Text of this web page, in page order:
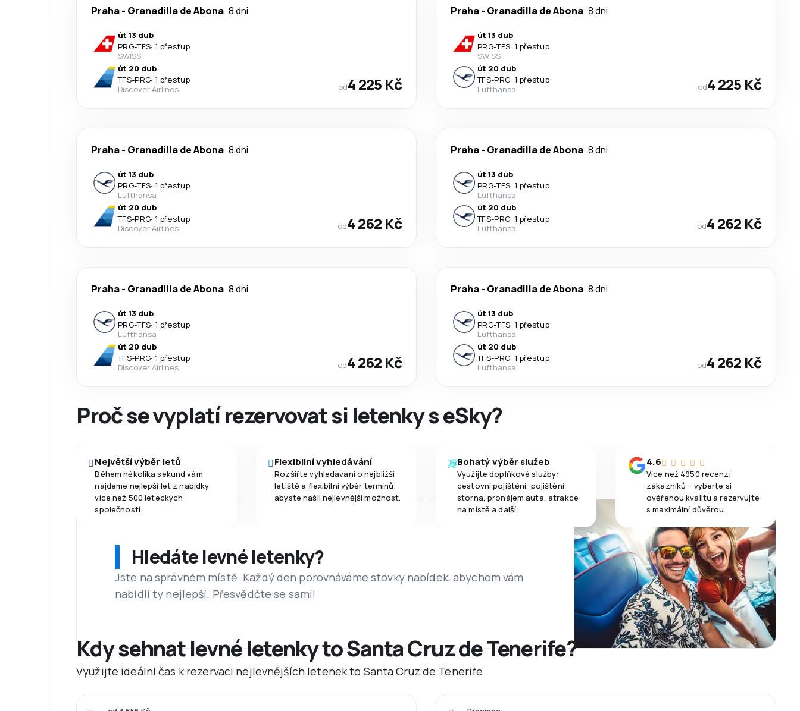
Praha- Granadilla de Abona 8 dni
út 13 dub
PRG-TFS· 1 přestup
SWISS
út 20 dub
TFS-PRG· 1 přestup
Discover Airlines
od4 225 Kč
Praha- Granadilla de Abona 8 dni
út 13 dub
PRG-TFS· 1 přestup
SWISS
út 20 dub
TFS-PRG· 1 přestup
Lufthansa
od4 225 Kč
Praha- Granadilla de Abona 8 dni
út 13 dub
PRG-TFS· 1 přestup
Lufthansa
út 20 dub
TFS-PRG· 1 přestup
Discover Airlines
od4 262 Kč
Praha- Granadilla de Abona 8 dni
út 13 dub
PRG-TFS· 1 přestup
Lufthansa
út 20 dub
TFS-PRG· 1 přestup
Lufthansa
od4 262 Kč
Praha- Granadilla de Abona 8 dni
út 13 dub
PRG-TFS· 1 přestup
Lufthansa
út 20 dub
TFS-PRG· 1 přestup
Discover Airlines
od4 262 Kč
Praha- Granadilla de Abona 8 dni
út 13 dub
PRG-TFS· 1 přestup
Lufthansa
út 20 dub
TFS-PRG· 1 přestup
Lufthansa
od4 262 Kč
Proč se vyplatí rezervovat si letenky s eSky?
Největší výběr letů
Během několika sekund vám
najdeme nejlepší let z nabídky
více než 500 leteckých
společností.
Flexibilní vyhledávání
Rozšiřte vyhledávání o nejbližší
letiště a flexibilní výběr termínů,
abyste našli nejlevnější možnost.
Bohatý výběr služeb
Využijte doplňkové služby:
cestovní pojištění, pojištění
storna, pronájem auta, atrakce
na místě a další.
4.6
Více než 4950 recenzí
zákazníků – vyberte si
ověřenou kvalitu a rezervujte
s maximální důvěrou.
Hledáte levné letenky?
Jste na správném místě. Každý den porovnáváme stovky nabídek, abychom vám
nabídli ty nejlepší. Přesvědčte se sami!
Kdy sehnat levné letenky to Santa Cruz de Tenerife?
Využijte ideální čas k rezervaci nejlevnějších letenek to Santa Cruz de Tenerife